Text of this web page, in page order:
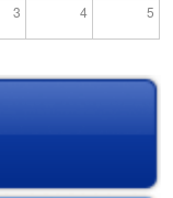
3 4 5